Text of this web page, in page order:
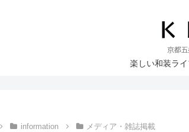
楽しい和装ラ
information メディア・雑誌掲載